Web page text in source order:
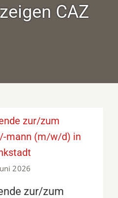
CAZ
zur/zum
mann (m/w/d) in
2026
zur/zum